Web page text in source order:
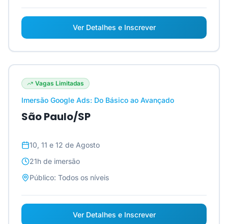
Ver Detalhes e Inscrever
Vagas Limitadas
Imersão Google Ads: Do Básico ao Avançado
São Paulo/SP
10, 11 e 12 de Agosto
21h de imersão
Público: Todos os níveis
Ver Detalhes e Inscrever